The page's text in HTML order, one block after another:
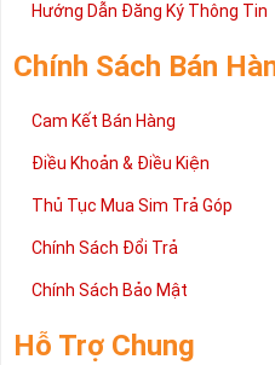
2 đang được rất nhiều khách
cấp trong bài viết này sẽ giúp
mua sim số tại Sim Tiền Giang
Chúc quý khách tìm được
Hướng Dẫn Đăng Ký Thông Tin
Chính Sách Bán
Cam Kết Bán Hàng
Điều Khoản & Điều Kiện
Thủ Tục Mua Sim Trả Góp
Chính Sách Đổi Trả
Chính Sách Bảo Mật
Hỗ Trợ Chung